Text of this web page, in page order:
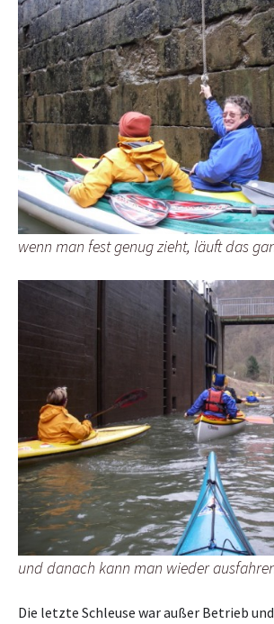
wenn man fest genug zieht, läuft das
und danach kann man wieder
Die letzte Schleuse war außer Betrieb